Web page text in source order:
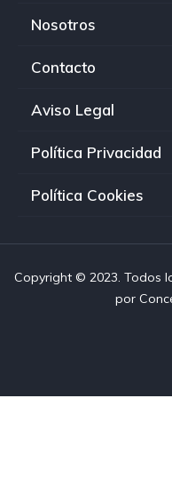
Nosotros
Contacto
Aviso Legal
Política Privacidad
Política Cookies
Copyright © 2023. Todos
por